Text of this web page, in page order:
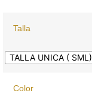
Talla
TALLA UNICA ( SML)
Color